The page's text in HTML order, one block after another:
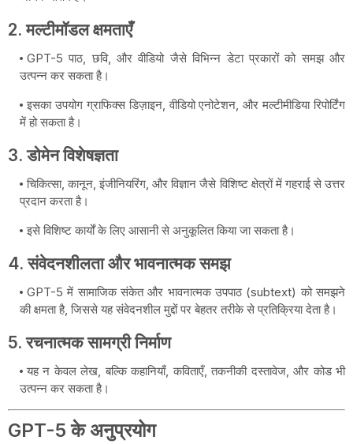
2.मल्टीमॉडल क्षमताएँ
GPT-5 पाठ, छवि, और वीडियो जैसे विभिन्न डेटा प्रकारों को समझ और
उत्पन्न कर सकता है।
इसका उपयोग ग्राफिक्स डिज़ाइन, वीडियो एनोटेशन, और मल्टीमीडिया रिपोर्टिंग
में हो सकता है।
3.डोमेन विशेषज्ञता
चिकित्सा, कानून, इंजीनियरिंग, और विज्ञान जैसे विशिष्ट क्षेत्रों में गहराई से उत्तर
प्रदान करता है।
इसे विशिष्ट कार्यों के लिए आसानी से अनुकूलित किया जा सकता है।
4.संवेदनशीलता और भावनात्मक समझ
GPT-5 में सामाजिक संकेत और भावनात्मक उपपाठ (subtext) को समझने
की क्षमता है, जिससे यह संवेदनशील मुद्दों पर बेहतर तरीके से प्रतिक्रिया देता है।
5.रचनात्मक सामग्री निर्माण
यह न केवल लेख, बल्कि कहानियाँ, कविताएँ, तकनीकी दस्तावेज, और कोड भी
उत्पन्न कर सकता है।
GPT-5 के अनुप्रयोग